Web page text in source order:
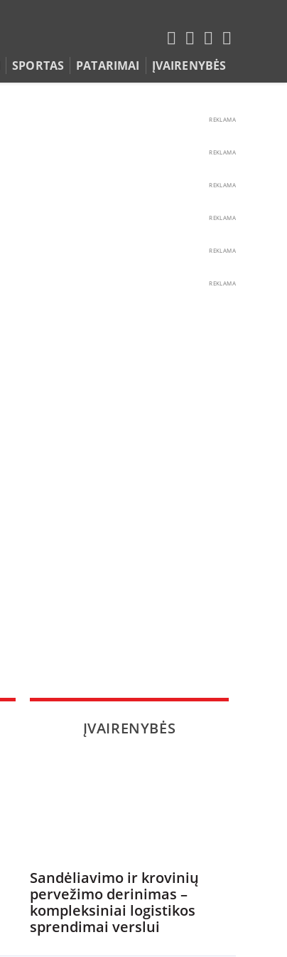
SPORTAS PATARIMAI ĮVAIRENYBĖS
REKLAMA
REKLAMA
REKLAMA
REKLAMA
REKLAMA
REKLAMA
ĮVAIRENYBĖS
Sandėliavimo ir krovinių
pervežimo derinimas –
kompleksiniai logistikos
sprendimai verslui